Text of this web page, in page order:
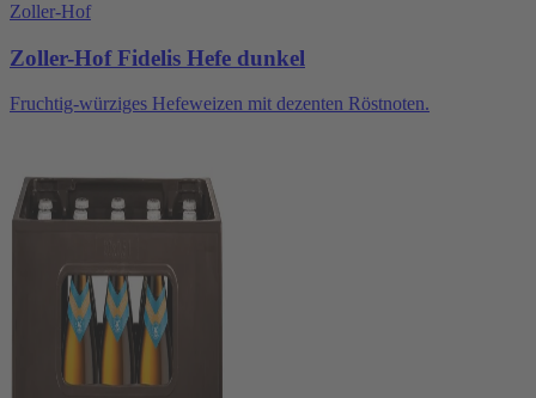
Zoller-Hof
Zoller-Hof Fidelis Hefe dunkel
Fruchtig-würziges Hefeweizen mit dezenten Röstnoten.